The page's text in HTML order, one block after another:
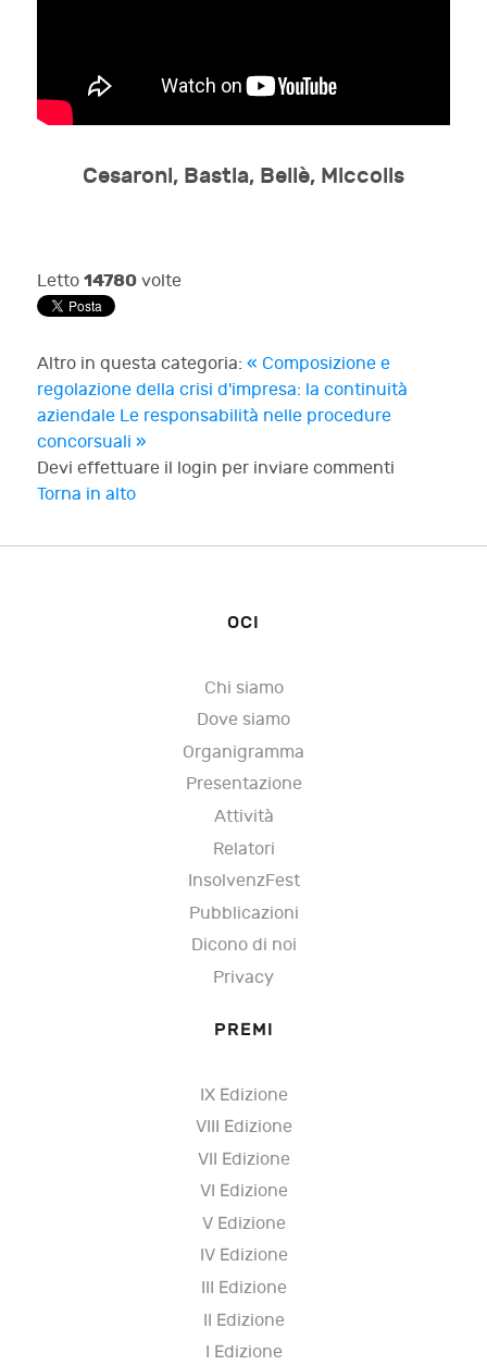
Cesaroni, Bastia, Bellè, Miccolis
Letto 14780 volte
Altro in questa categoria: « Composizione e
regolazione della crisi d'impresa: la continuità
aziendale Le responsabilità nelle procedure
concorsuali »
Devi effettuare il login per inviare commenti
Torna in alto
OCI
Chi siamo
Dove siamo
Organigramma
Presentazione
Attività
Relatori
InsolvenzFest
Pubblicazioni
Dicono di noi
Privacy
PREMI
IX Edizione
VIII Edizione
VII Edizione
VI Edizione
V Edizione
IV Edizione
III Edizione
II Edizione
I Edizione